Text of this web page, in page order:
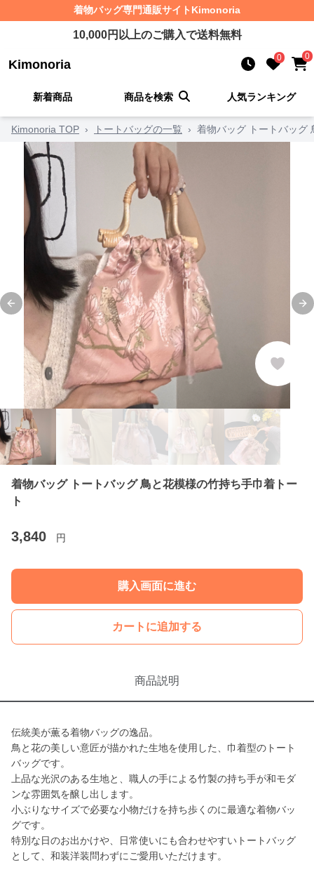
着物バッグ専門通販サイト Kimonoria
10,000円以上のご購入で送料無料
Kimonoria 0 0
新着商品 商品を検索 人気ランキング
Kimonoria TOP › トートバッグの一覧 › 着物バッグ トートバッグ
Previous slide
着物バッグ トートバッグ 鳥と花模様の竹持ち手巾着トー
ト
3,840 円
購入画面に進む
カートに追加する
商品説明
伝統美が薫る着物バッグの逸品。
鳥と花の美しい意匠が描かれた生地を使用した、巾着型のトート
バッグです。
上品な光沢のある生地と、職人の手による竹製の持ち手が和モダ
ンな雰囲気を醸し出します。
小ぶりなサイズで必要な小物だけを持ち歩くのに最適な着物バッ
グです。
特別な日のお出かけや、日常使いにも合わせやすいトートバッグ
として、和装洋装問わずにご愛用いただけます。